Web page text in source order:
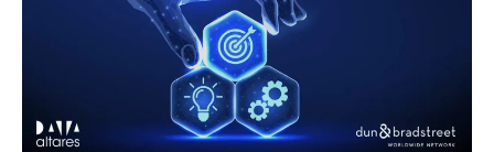
Nos partenaires